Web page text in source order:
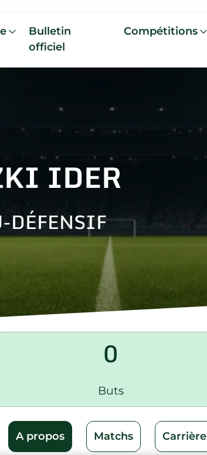
Bulletin
officiel
Compétitions
IDER
0
Buts
A propos Matchs Carrière